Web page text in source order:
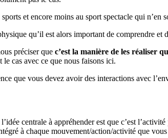
et encore moins au sport spectacle qui n’en
qu’il est alors important de comprendre et
préciser que c’est la manière de les réaliser
le cas avec ce que nous faisons ici.
que vous devez avoir des interactions avec
centrale à appréhender est que c’est
à chaque mouvement/action/activité que